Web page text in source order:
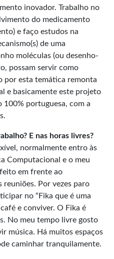
inovador. Trabalho no
do medicamento
e faço estudos na
de uma
moléculas (ou desenho-
possam servir como
por esta temática remonta
e basicamente este projeto
100% portuguesa, com a
E nas horas livres?
normalmente entro às
Computacional e o meu
em frente ao
Por vezes paro
no “Fika que é uma
e conviver. O Fika é
No meu tempo livre gosto
música. Há muitos espaços
caminhar tranquilamente.